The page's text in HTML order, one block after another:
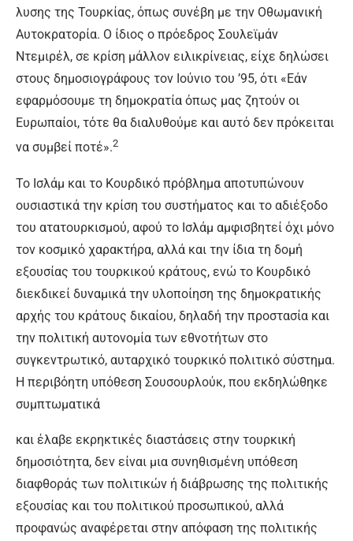
λυσης της Τουρκίας, όπως συ­νέβη με την Οθωμανική
Αυτο­κρατορία. Ο ίδιος ο πρόεδρος Σουλεϊμάν
Ντεμιρέλ, σε κρίση μάλλον ειλικρίνειας, είχε δηλώ­σει
στους δημοσιογράφους τον Ιούνιο του ’95, ότι «Εάν
εφαρ­μόσουμε τη δημοκρατία όπως μας ζητούν οι
Ευρωπαίοι, τότε θα διαλυθούμε και αυτό δεν πρόκειται
να συμβεί ποτέ».2
Το Ισλάμ και το Κουρδικό πρό­βλημα αποτυπώνουν
ουσιαστικά την κρίση του συστήματος και το αδιέξοδο
του ατατουρκισμού, α­φού το Ισλάμ αμφισβητεί όχι μό­νο
τον κοσμικό χαρακτήρα, αλλά και την ίδια τη δομή
εξουσίας του τουρκικού κράτους, ενώ το Κουρδικό
διεκδικεί δυναμικά την υλοποίηση της δημοκρατικής
αρ­χής του κράτους δικαίου, δηλα­δή την προστασία και
την πολιτι­κή αυτονομία των εθνοτήτων στο
συγκεντρωτικό, αυταρχικό τουρ­κικό πολιτικό σύστημα.
Η περι­βόητη υπόθεση Σουσουρλούκ, που εκδηλώθηκε
συμπτωματικά
και έλαβε εκρηκτικές διαστάσεις στην τουρκική
δημοσιότητα, δεν είναι μια συνηθισμένη υπόθεση
διαφθοράς των πολιτικών ή διά­βρωσης της πολιτικής
εξουσίας και του πολιτικού προσωπικού, αλλά
προφανώς αναφέρεται στην απόφαση της πολιτικής